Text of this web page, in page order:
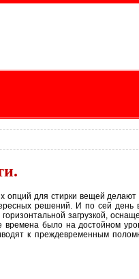
опций для стирки вещей
решений. И по сей день
загрузкой,
было на достойном
к преждевременным